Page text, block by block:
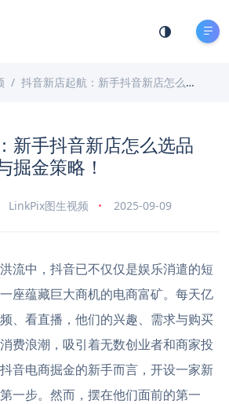
抖音新店起航：新手抖音新店怎么选品类？避坑指南与掘金策略！
新手抖音新店怎么选品
掘金策略！
LinkPix图生视频
2025-09-09
流中，抖音已不仅仅是娱乐消遣的短
座蕴藏巨大商机的电商富矿。每天亿
、看直播，他们的兴趣、需求与购买
费浪潮，吸引着无数创业者和商家投
音电商掘金的新手而言，开设一家新
一步。然而，摆在他们面前的第一